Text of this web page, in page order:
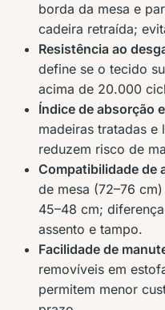
borda da mesa e
cadeira retraída;
Resistência ao
define se o tecido
acima de 20.000
Índice de absorção
madeiras tratadas e
reduzem risco de
Compatibilidade de
de mesa (72–76
45–48 cm;
assento e tampo.
Facilidade de
removíveis em
permitem menor